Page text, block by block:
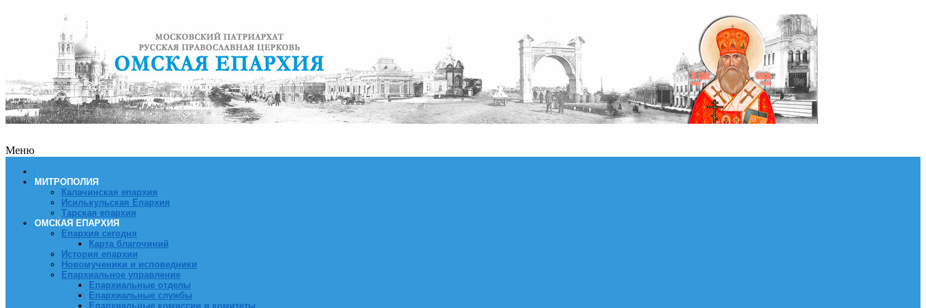
Меню
МИТРОПОЛИЯ
Калачинская епархия
Исилькульская Епархия
Тарская епархия
ОМСКАЯ ЕПАРХИЯ
Епархия сегодня
Карта благочиний
История епархии
Новомученики и исповедники
Епархиальное управление
Епархиальные отделы
Епархиальные службы
Епархиальные комиссии и комитеты